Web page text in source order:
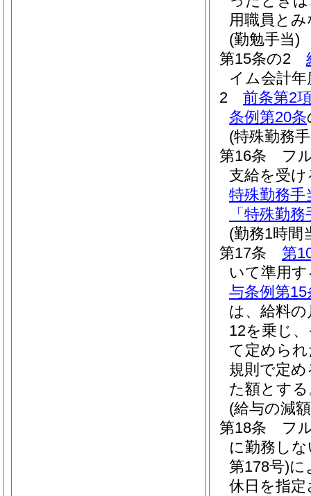
用職員と
(勤勉手当)
第15条の2
イム会計
2
前条第2
条例第20条
(特殊勤務
第16条
フ
支給を受
特殊勤務
「特殊勤
(勤務1時間
第17条
第
いて準用
与条例第15
は、給料
12を乗じ
て定めら
規則で定
た額とす
(給与の減
第18条
フ
に勤務し
第178号)に
休日を指